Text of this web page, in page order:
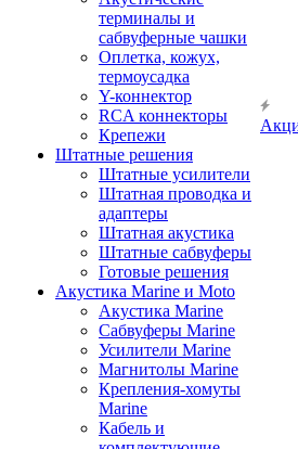
терминалы и
сабвуферные чашки
Оплетка, кожух,
термоусадка
Y-коннектор
RCA коннекторы
Крепежи
Штатные решения
Штатные усилители
Штатная проводка и
адаптеры
Штатная акустика
Штатные сабвуферы
Готовые решения
Акустика Marine и Moto
Акустика Marine
Сабвуферы Marine
Усилители Marine
Магнитолы Marine
Крепления-хомуты
Marine
Кабель и